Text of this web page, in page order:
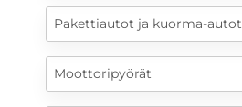
Pakettiautot ja kuorma-autot
Moottoripyörät